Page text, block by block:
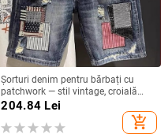
Șorturi denim pentru bărbați cu
patchwork — stil vintage, croială
dreptă, lungime capri, buzunare
diagonale și design rupt; bumbac
68.2%, poliester 12.7%, viscose
204.84 Lei
add_shopping_cart